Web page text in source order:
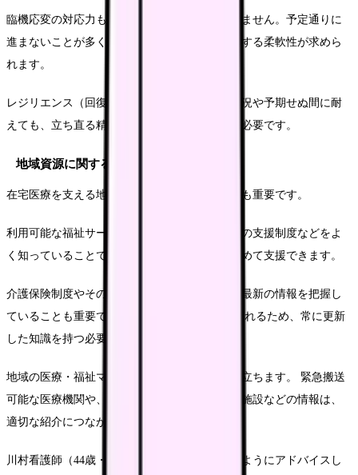
臨機応変の対応力も在宅ケアでは快適ではありません。予定通りに
進まないことが多く、状況に応じて計画を修正する柔軟性が求めら
れます。
レジリエンス（回復力）が重要です。困難な状況や予期せぬ間に耐
えても、立ち直る精神力が長く活躍するために必要です。
地域資源に関する知識
在宅医療を支える地域の社会資源に関する知識も重要です。
利用可能な福祉サービスや医療機関、地域特有の支援制度などをよ
く知っていることで、患者さんの生活をより含めて支援できます。
介護保険制度やその他の公的支援制度について最新の情報を把握し
ていることも重要です。 制度は定期的に改定されるため、常に更新
した知識を持つ必要があります。
地域の医療・福祉マップを頭に描くことも役に立ちます。 緊急搬送
可能な医療機関や、専門的なケアが受けられる施設などの情報は、
適切な紹介につながります。
川村看護師（44歳・訪問看護歴13年）は以下のようにアドバイスし